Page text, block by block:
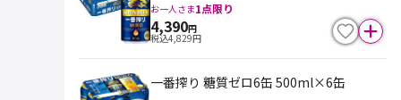
お一人さま1点限り
4,390円
税込4,829円
一番搾り 糖質ゼロ6缶 500ml×6缶